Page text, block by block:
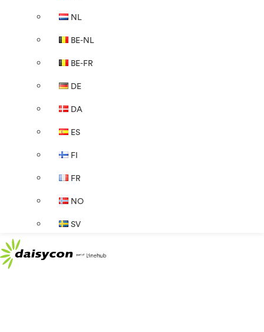
NL
BE-NL
BE-FR
DE
DA
ES
FI
FR
NO
SV